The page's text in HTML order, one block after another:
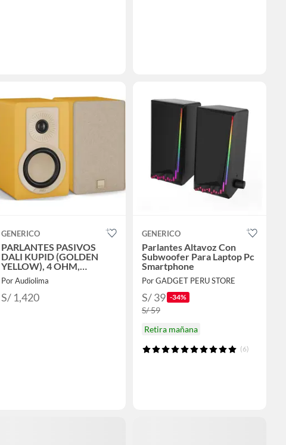
GENERICO
PARLANTES PASIVOS
DALI KUPID (GOLDEN
YELLOW), 4 OHM,
WOOFER DE 4-1/2"
Por Audiolima
S/ 1,420
GENERICO
Parlantes Altavoz Con
Subwoofer Para Laptop Pc
Smartphone
Por GADGET PERU STORE
S/ 39 -34%
S/ 59
Retira mañana
(6)